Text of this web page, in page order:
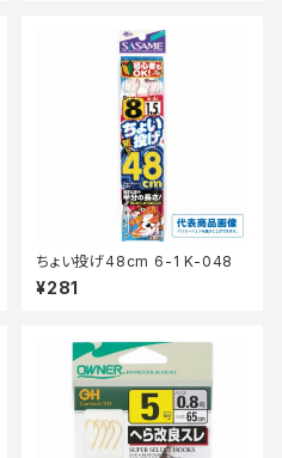
ちょい投げ48cm 6-1 K-048
¥281